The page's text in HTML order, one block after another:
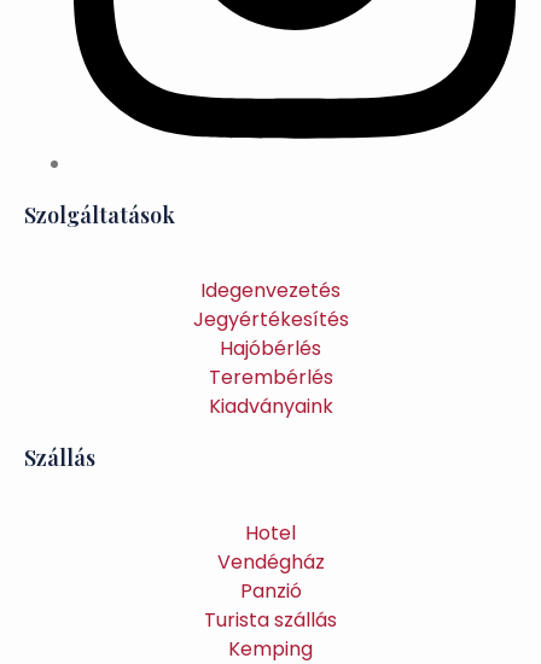
Szolgáltatások
Idegenvezetés
Jegyértékesítés
Hajóbérlés
Terembérlés
Kiadványaink
Szállás
Hotel
Vendégház
Panzió
Turista szállás
Kemping